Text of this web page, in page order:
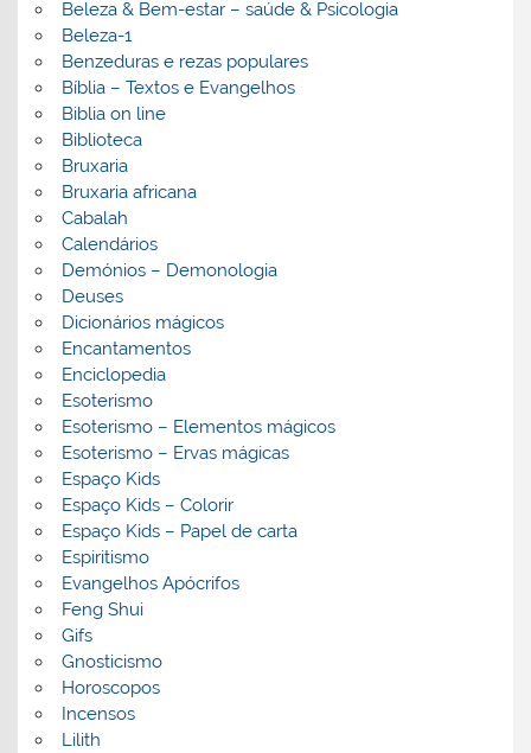
Beleza & Bem-estar – saúde & Psicologia
Beleza-1
Benzeduras e rezas populares
Bíblia – Textos e Evangelhos
Biblia on line
Biblioteca
Bruxaria
Bruxaria africana
Cabalah
Calendários
Demónios – Demonologia
Deuses
Dicionários mágicos
Encantamentos
Enciclopedia
Esoterismo
Esoterismo – Elementos mágicos
Esoterismo – Ervas mágicas
Espaço Kids
Espaço Kids – Colorir
Espaço Kids – Papel de carta
Espiritismo
Evangelhos Apócrifos
Feng Shui
Gifs
Gnosticismo
Horoscopos
Incensos
Lilith